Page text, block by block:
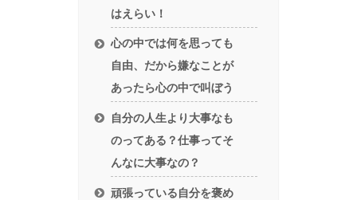
はえらい！
心の中では何を思っても
自由、だから嫌なことが
あったら心の中で叫ぼう
自分の人生より大事なも
のってある？仕事ってそ
んなに大事なの？
頑張っている自分を褒め